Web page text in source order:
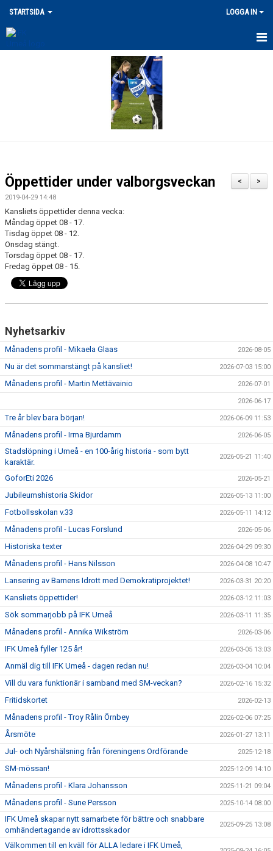
STARTSIDA LOGGA IN
FRITIDSKORTET / STÖDFOND
UTLÄGG/ERSÄTTNING
FÖRSÄKRING / SKADOR
>
<
Öppettider under valborgsveckan
2019-04-29 14:48
Kansliets öppettider denna vecka:
Måndag öppet 08 - 17.
Tisdag öppet 08 - 12.
Onsdag stängt.
Torsdag öppet 08 - 17.
Fredag öppet 08 - 15.
Nyhetsarkiv
Månadens profil - Mikaela Glaas 2026-08-05
Nu är det sommarstängt på kansliet! 2026-07-03 15:00
Månadens profil - Martin Mettävainio 2026-07-01
2026-06-17
Tre år blev bara början! 2026-06-09 11:53
Månadens profil - Irma Bjurdamm 2026-06-05
Stadslöpning i Umeå - en 100-årig historia - som bytt
karaktär.
2026-05-21 11:40
GoforEti 2026 2026-05-21
Jubileumshistoria Skidor 2026-05-13 11:00
Fotbollsskolan v.33 2026-05-11 14:12
Månadens profil - Lucas Forslund 2026-05-06
Historiska texter 2026-04-29 09:30
Månadens profil - Hans Nilsson 2026-04-08 10:47
Lansering av Barnens Idrott med Demokratiprojektet! 2026-03-31 20:20
Kansliets öppettider! 2026-03-12 11:03
Sök sommarjobb på IFK Umeå 2026-03-11 11:35
Månadens profil - Annika Wikström 2026-03-06
IFK Umeå fyller 125 år! 2026-03-05 13:03
Anmäl dig till IFK Umeå - dagen redan nu! 2026-03-04 10:04
Vill du vara funktionär i samband med SM-veckan? 2026-02-16 15:32
Fritidskortet 2026-02-13
Månadens profil - Troy Rålin Örnbey 2026-02-06 07:25
Årsmöte 2026-01-27 13:11
Jul- och Nyårshälsning från föreningens Ordförande 2025-12-18
SM-mössan! 2025-12-09 14:10
Månadens profil - Klara Johansson 2025-11-21 09:04
Månadens profil - Sune Persson 2025-10-14 08:00
IFK Umeå skapar nytt samarbete för bättre och snabbare
omhändertagande av idrottsskador
2025-09-25 13:08
Välkommen till en kväll för ALLA ledare i IFK Umeå,